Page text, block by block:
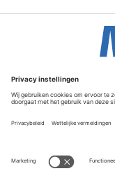
Service & Contact
Contact
FAQ
Werken bij ons